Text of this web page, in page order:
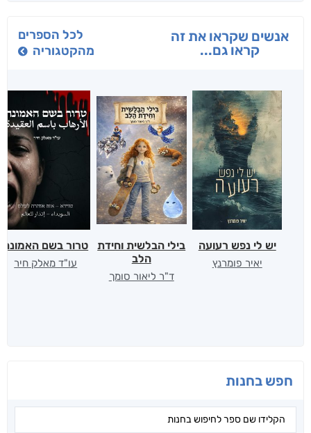
חפש בחנות
אנשים שקראו את זה
קראו גם...
לכל הספרים
מהקטגוריה
יש לי נפש רעועה
יאיר פומרנץ
בילי הבלשית וחידת
הלב
ד"ר ליאור סומך
טרור בשם האמונה
עו"ד מאלק חיר